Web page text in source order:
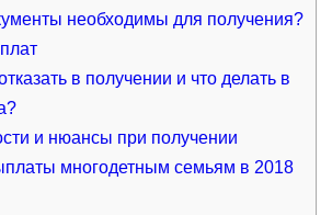
необходимы для получения?
в получении и что делать в
и нюансы при получении
многодетным семьям в 2018